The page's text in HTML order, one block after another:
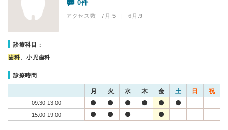
0件
アクセス数 7月:5 | 6月:9
診療科目：
歯科、小児歯科
診療時間
月 火 水 木 金 土 日 祝
09:30-13:00
15:00-19:00